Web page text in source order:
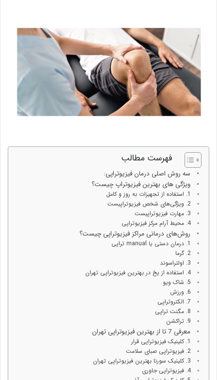
فهرست مطالب
سه روش اصلی درمان فیزیوتراپی:
ویژگی های بهترین فیزیوتراپ چیست؟
1. استفاده از تجهیزات به روز و کامل
2. ویژگی‌های شخص فیزیوتراپیست
3. مهارت فیزیوتراپیست
4. محیط آرام مرکز فیزیوتراپی
روش‌های درمانی مراکز فیزیوتراپی چیست؟
1. درمان دستی یا manual تراپی
2. گرما
3. اولتراسوند
4. استفاده از یخ در بهترین فیزیوتراپی تهران
5. شاک ویو
6. ورزش
7. الکتروتراپی
8. مگنت تراپی
9. تراکشن
معرفی 7 تا از بهترین فیزیوتراپی تهران
1. کلینیک فیزیوتراپی قرار
2. فیزیوتراپی صبای سلامت
3. کلینیک سورنا بهترین فیزیوتراپی تهران
4. فیزیوتراپی جاوری